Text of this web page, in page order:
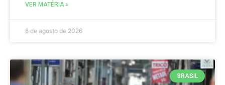
VER MATÉRIA »
8 de agosto de 2026
BRASIL